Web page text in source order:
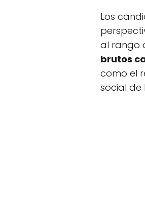
Los
al rango
brutos
como el
social de